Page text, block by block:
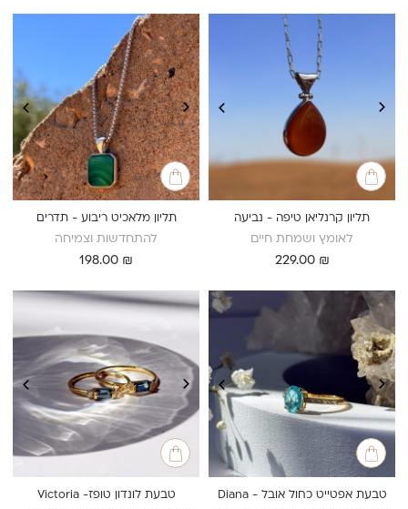
תליון קרנליאן טיפה - נביעה
לאומץ ושמחת חיים
229.00 ₪
תליון מלאכיט ריבוע - תדרים
להתחדשות וצמיחה
198.00 ₪
טבעת אפטייט כחול אובל - Diana טבעת לונדון טופז- Victoria